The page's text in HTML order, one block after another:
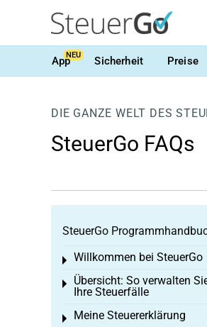
AppNEU Sicherheit Preise
DIE GANZE WELT DES
SteuerGo FAQs
SteuerGo
Willkommen bei SteuerGo
Toggle menu
Übersicht: So verwalten
Ihre Steuerfälle
Toggle menu
Meine Steuererklärung
Toggle menu